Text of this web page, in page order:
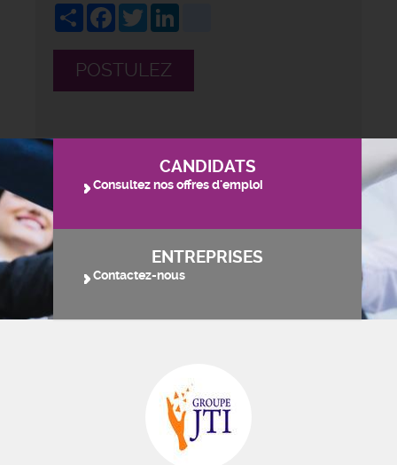
ShareFacebook
Twitter
POSTULEZ
CANDIDATS
Consultez nos offres d'emploi
ENTREPRISES
Contactez-nous